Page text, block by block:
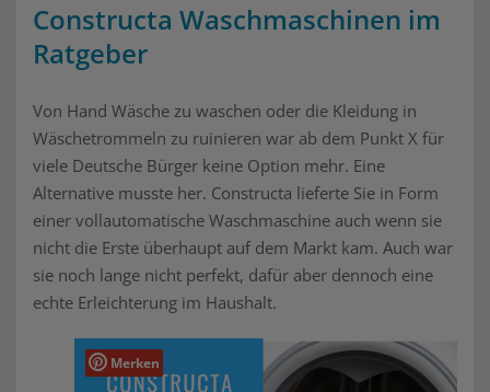
Constructa Waschmaschinen im
Ratgeber
Von Hand Wäsche zu waschen oder die Kleidung in
Wäschetrommeln zu ruinieren war ab dem Punkt X für
viele Deutsche Bürger keine Option mehr. Eine
Alternative musste her. Constructa lieferte Sie in Form
einer vollautomatische Waschmaschine auch wenn sie
nicht die Erste überhaupt auf dem Markt kam. Auch war
sie noch lange nicht perfekt, dafür aber dennoch eine
echte Erleichterung im Haushalt.
Merken